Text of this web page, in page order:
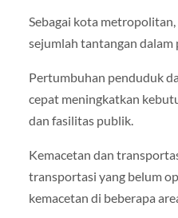
Sebagai kota
sejumlah tantangan dalam
Pertumbuhan penduduk
cepat meningkatkan
dan fasilitas publik.
Kemacetan dan
transportasi yang belum
kemacetan di beberapa